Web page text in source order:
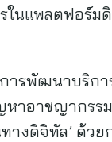
ในแพลตฟอร์
รพัฒนาบริกา
าอาชญากร
างดิจิทัล’ ด้ว